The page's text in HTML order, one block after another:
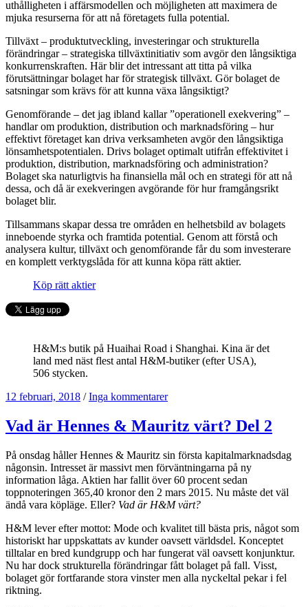
uthålligheten i affärsmodellen och möjligheten att maximera de
mjuka resurserna för att nå företagets fulla potential.
Tillväxt – produktutveckling, investeringar och strukturella
förändringar – strategiska tillväxtinitiativ som avgör den långsiktiga
konkurrenskraften. Här blir det intressant att titta på vilka
förutsättningar bolaget har för strategisk tillväxt. Gör bolaget de
satsningar som krävs för att kunna växa långsiktigt?
Genomförande – det jag ibland kallar ”operationell exekvering” –
handlar om produktion, distribution och marknadsföring – hur
effektivt företaget kan driva verksamheten avgör den långsiktiga
lönsamhetspotentialen. Drivs bolaget optimalt utifrån effektivitet i
produktion, distribution, marknadsföring och administration?
Bolaget ska naturligtvis ha finansiella mål och en strategi för att nå
dessa, och då är exekveringen avgörande för hur framgångsrikt
bolaget blir.
Tillsammans skapar dessa tre områden en helhetsbild av bolagets
inneboende styrka och framtida potential. Genom att förstå och
analysera kultur, tillväxt och genomförande får du som investerare
en komplett verktygslåda för att kunna köpa rätt aktier.
Köp rätt aktier
H&M:s butik på Huaihai Road i Shanghai. Kina är det
land med näst flest antal H&M-butiker (efter USA),
506 stycken.
12 februari, 2018 / Inga kommentarer
Vad är Hennes & Mauritz värt? Del 2
På onsdag håller Hennes & Mauritz sin första kapitalmarknadsdag
någonsin. Intresset är massivt men förväntningarna på ny
information låga. Aktien har fallit över 60 procent sedan
toppnoteringen 365,40 kronor den 2 mars 2015. Nu måste det väl
ändå vara köpläge. Eller? Vad är H&M värt?
H&M lever efter mottot: Mode och kvalitet till bästa pris, något som
historiskt har uppskattats av kunder oavsett världsdel. Konceptet
tilltalar en bred kundgrupp och har fungerat väl oavsett konjunktur.
Nu har dock strukturella förändringar fått bolaget på fall. Visst,
bolaget gör fortfarande stora vinster men alla nyckeltal pekar i fel
riktning.